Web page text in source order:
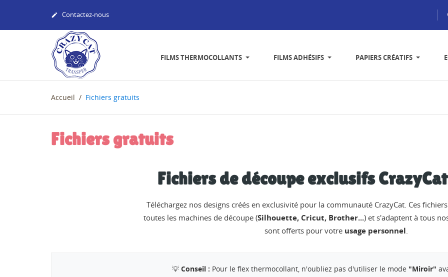
 Contactez-nous
FILMS THERMOCOLLANTS FILMS ADHÉSIFS PAPIERS CRÉATIFS
Accueil Fichiers gratuits
Fichiers gratuits
Fichiers de découpe exclusifs
Téléchargez nos designs créés en exclusivité pour la communauté CrazyCat. Ces
toutes les machines de découpe (Silhouette, Cricut, Brother...) et s'adaptent à tous
sont offerts pour votre usage personnel.
💡 Conseil : Pour le flex thermocollant, n'oubliez pas d'utiliser le mode "Miroir"